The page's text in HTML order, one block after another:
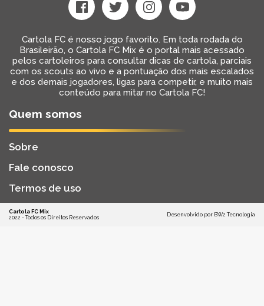
Cartola FC é nosso jogo favorito. Em toda rodada do
Brasileirão, o Cartola FC Mix é o portal mais acessado
pelos cartoleiros para consultar dicas de cartola, parciais
com os scouts ao vivo e a pontuação dos mais escalados
e dos demais jogadores, ligas para competir, e muito mais
conteúdo para mitar no Cartola FC!
Quem somos
Sobre
Fale conosco
Termos de uso
Cartola FC Mix
2022 - Todos os Direitos Reservados
Desenvolvido por BW2 Tecnologia